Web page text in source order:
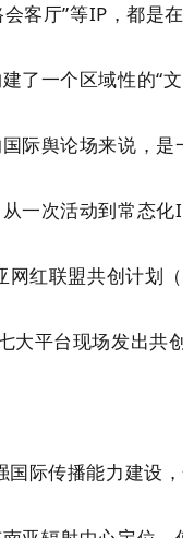
会客厅”等IP，都是在
了一个区域性的“文
际舆论场来说，是
一次活动到常态化
红联盟共创计划（
大平台现场发出共
国际传播能力建设，